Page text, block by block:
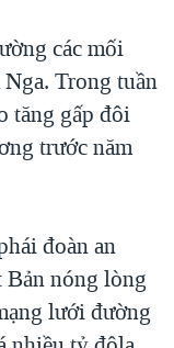
các mối
Trong tuần
tăng gấp đôi
trước năm
đoàn an
Bản nóng lòng
lưới đường